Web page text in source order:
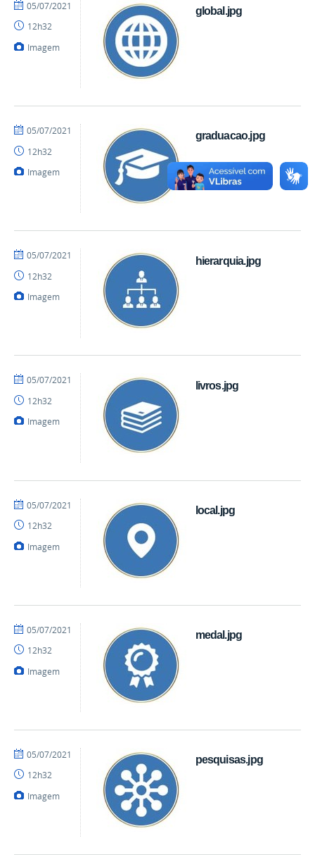
global.jpg
por
publicado
05/07/2021
12h32
Imagem
graduacao.jpg
por
publicado
05/07/2021
12h32
Imagem
hierarquia.jpg
por
publicado
05/07/2021
12h32
Imagem
livros.jpg
por
publicado
05/07/2021
12h32
Imagem
local.jpg
por
publicado
05/07/2021
12h32
Imagem
medal.jpg
por
publicado
05/07/2021
12h32
Imagem
pesquisas.jpg
por
publicado
05/07/2021
12h32
Imagem